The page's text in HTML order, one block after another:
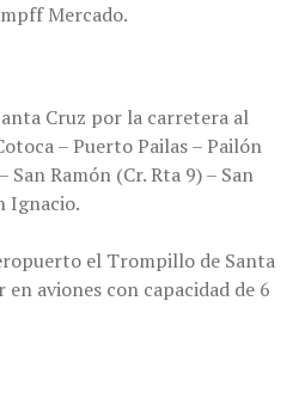
Mercado.
Cruz por la carretera al
– Puerto Pailas – Pailón
San Ramón (Cr. Rta 9) – San
Ignacio.
el Trompillo de Santa
aviones con capacidad de 6